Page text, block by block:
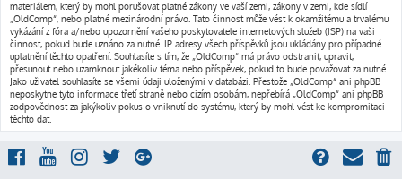
materiálem, který by mohl porušovat platné zákony ve vaší zemi, zákony v zemi, kde sídlí
„OldComp“, nebo platné mezinárodní právo. Tato činnost může vést k okamžitému a trvalému
vykázání z fóra a/nebo upozornění vašeho poskytovatele internetových služeb (ISP) na vaši
činnost, pokud bude uznáno za nutné. IP adresy všech příspěvků jsou ukládány pro případné
uplatnění těchto opatření. Souhlasíte s tím, že „OldComp“ má právo odstranit, upravit,
přesunout nebo uzamknout jakékoliv téma nebo příspěvek, pokud to bude považovat za nutné.
Jako uživatel souhlasíte se všemi údaji uloženými v databázi. Přestože „OldComp“ ani phpBB
neposkytne tyto informace třetí straně nebo cizím osobám, nepřebírá „OldComp“ ani phpBB
zodpovědnost za jakýkoliv pokus o vniknutí do systému, který by mohl vést ke kompromitaci
těchto dat.